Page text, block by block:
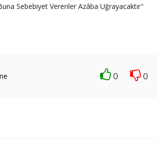
Sebebiyet Verenler Azâba Uğrayacaktır"
0 0